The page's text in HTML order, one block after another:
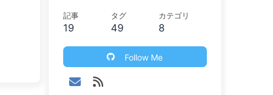
記事
19
タグ
49
カテゴリ
8
Follow Me